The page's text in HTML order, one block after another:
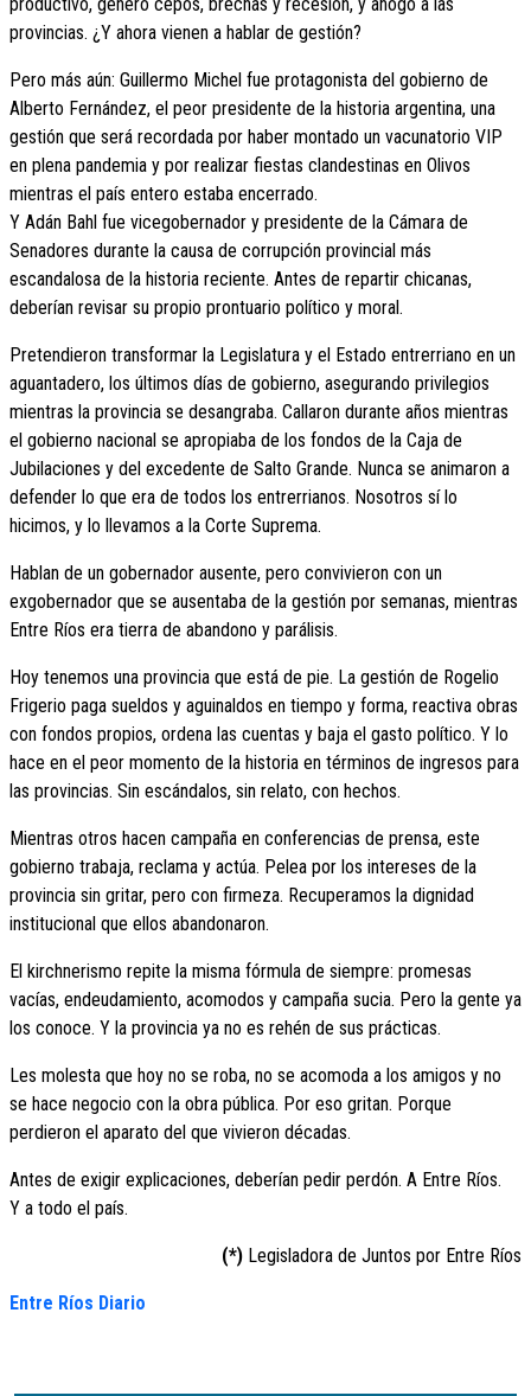
provincias. ¿Y ahora vienen a hablar de gestión?
Pero más aún: Guillermo Michel fue protagonista del gobierno de
Alberto Fernández, el peor presidente de la historia argentina, una
gestión que será recordada por haber montado un vacunatorio VIP
en plena pandemia y por realizar fiestas clandestinas en Olivos
mientras el país entero estaba encerrado.
Y Adán Bahl fue vicegobernador y presidente de la Cámara de
Senadores durante la causa de corrupción provincial más
escandalosa de la historia reciente. Antes de repartir chicanas,
deberían revisar su propio prontuario político y moral.
Pretendieron transformar la Legislatura y el Estado entrerriano en un
aguantadero, los últimos días de gobierno, asegurando privilegios
mientras la provincia se desangraba. Callaron durante años mientras
el gobierno nacional se apropiaba de los fondos de la Caja de
Jubilaciones y del excedente de Salto Grande. Nunca se animaron a
defender lo que era de todos los entrerrianos. Nosotros sí lo
hicimos, y lo llevamos a la Corte Suprema.
Hablan de un gobernador ausente, pero convivieron con un
exgobernador que se ausentaba de la gestión por semanas, mientras
Entre Ríos era tierra de abandono y parálisis.
Hoy tenemos una provincia que está de pie. La gestión de Rogelio
Frigerio paga sueldos y aguinaldos en tiempo y forma, reactiva obras
con fondos propios, ordena las cuentas y baja el gasto político. Y lo
hace en el peor momento de la historia en términos de ingresos para
las provincias. Sin escándalos, sin relato, con hechos.
Mientras otros hacen campaña en conferencias de prensa, este
gobierno trabaja, reclama y actúa. Pelea por los intereses de la
provincia sin gritar, pero con firmeza. Recuperamos la dignidad
institucional que ellos abandonaron.
El kirchnerismo repite la misma fórmula de siempre: promesas
vacías, endeudamiento, acomodos y campaña sucia. Pero la gente ya
los conoce. Y la provincia ya no es rehén de sus prácticas.
Les molesta que hoy no se roba, no se acomoda a los amigos y no
se hace negocio con la obra pública. Por eso gritan. Porque
perdieron el aparato del que vivieron décadas.
Antes de exigir explicaciones, deberían pedir perdón. A Entre Ríos.
Y a todo el país.
(*) Legisladora de Juntos por Entre Ríos
Entre Ríos Diario